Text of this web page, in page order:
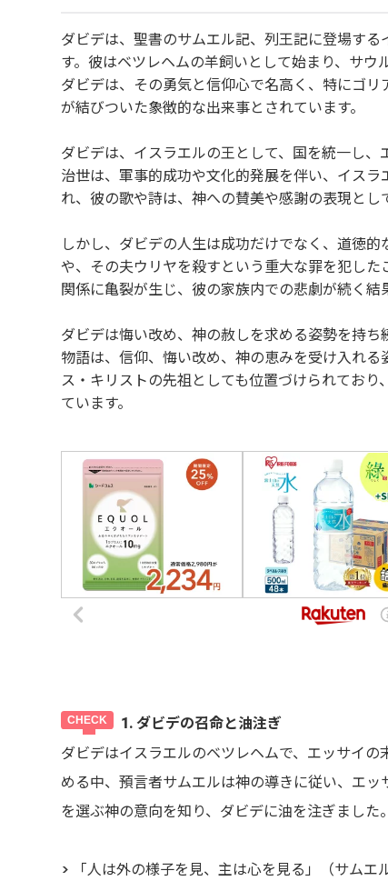
ダビデは、聖書のサムエル記、列王記に登場す
す。彼はベツレヘムの羊飼いとして始まり、サウ
ダビデは、その勇気と信仰心で名高く、特にゴ
が結びついた象徴的な出来事とされています。
ダビデは、イスラエルの王として、国を統一し
治世は、軍事的成功や文化的発展を伴い、イス
れ、彼の歌や詩は、神への賛美や感謝の表現とし
しかし、ダビデの人生は成功だけでなく、道徳
や、その夫ウリヤを殺すという重大な罪を犯し
関係に亀裂が生じ、彼の家族内での悲劇が続く結
ダビデは悔い改め、神の赦しを求める姿勢を持
物語は、信仰、悔い改め、神の恵みを受け入れ
ス・キリストの先祖としても位置づけられてお
ています。
1. ダビデの召命と油注ぎ
ダビデはイスラエルのベツレヘムで、エッサイ
める中、預言者サムエルは神の導きに従い、エ
を選ぶ神の意向を知り、ダビデに油を注ぎました
> 「人は外の様子を見、主は心を見る」（サムエ